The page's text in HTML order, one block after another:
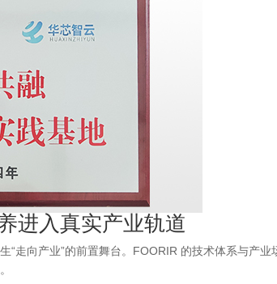
进入真实产业轨道
“走向产业”的前置舞台。FOORIR 的技术体系与产业